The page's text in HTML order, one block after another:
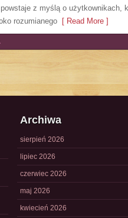
z myślą o użytkownikach,
rozumianego [ Read More ]
Archiwa
sierpień 2026
lipiec 2026
czerwiec 2026
maj 2026
kwiecień 2026